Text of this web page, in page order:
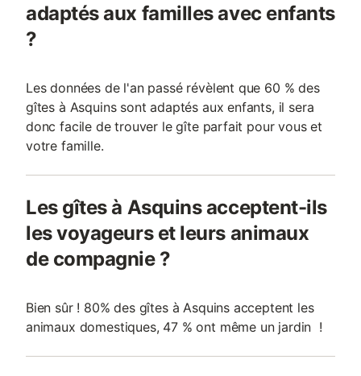
adaptés aux familles avec enfants
?
Les données de l'an passé révèlent que 60 % des
gîtes à Asquins sont adaptés aux enfants, il sera
donc facile de trouver le gîte parfait pour vous et
votre famille.
Les gîtes à Asquins acceptent-ils
les voyageurs et leurs animaux
de compagnie ?
Bien sûr ! 80% des gîtes à Asquins acceptent les
animaux domestiques, 47 % ont même un jardin !